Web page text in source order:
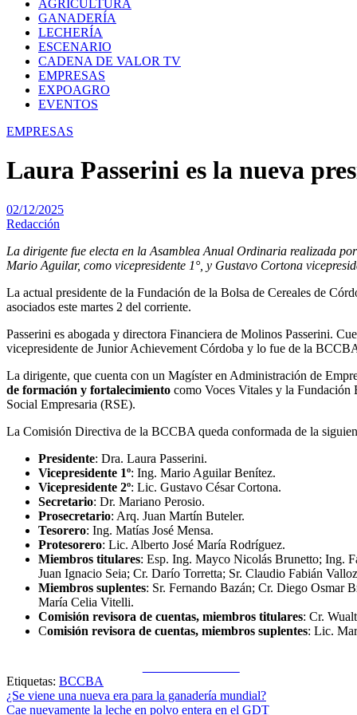
AGRICULTURA
GANADERÍA
LECHERÍA
ESCENARIO
CADENA DE VALOR TV
EMPRESAS
EXPOAGRO
EVENTOS
EMPRESAS
Laura Passerini es la nueva
02/12/2025
Redacción
La dirigente fue electa en la Asamblea Anual Ordinaria realizada
Mario Aguilar, como vicepresidente 1°, y Gustavo Cortona
La actual presidente de la Fundación de la Bolsa de Cereales de
asociados este martes 2 del corriente.
Passerini es abogada y directora Financiera de Molinos Passerini.
vicepresidente de Junior Achievement Córdoba y lo fue de la
La dirigente, que cuenta con un Magíster en Administración de
de formación y fortalecimiento como Voces Vitales y la
Social Empresaria (RSE).
La Comisión Directiva de la BCCBA queda conformada de la
Presidente: Dra. Laura Passerini.
Vicepresidente 1º: Ing. Mario Aguilar Benítez.
Vicepresidente 2º: Lic. Gustavo César Cortona.
Secretario: Dr. Mariano Perosio.
Prosecretario: Arq. Juan Martín Buteler.
Tesorero: Ing. Matías José Mensa.
Protesorero: Lic. Alberto José María Rodríguez.
Miembros titulares: Esp. Ing. Mayco Nicolás Brunetto; Ing.
Juan Ignacio Seia; Cr. Darío Torretta; Sr. Claudio Fabián
Miembros suplentes: Sr. Fernando Bazán; Cr. Diego Osmar
María Celia Vitelli.
Comisión revisora de cuentas, miembros titulares: Cr.
Comisión revisora de cuentas, miembros suplentes: Lic.
Etiquetas: BCCBA
Navegación
¿Se viene una nueva era para la ganadería mundial?
Cae nuevamente la leche en polvo entera en el GDT